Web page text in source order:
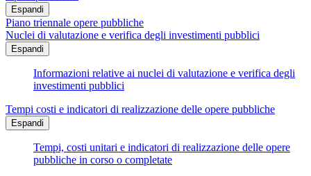
Espandi
Piano triennale opere pubbliche
Nuclei di valutazione e verifica degli investimenti pubblici
Espandi
Informazioni relative ai nuclei di valutazione e verifica degli
investimenti pubblici
Tempi costi e indicatori di realizzazione delle opere pubbliche
Espandi
Tempi, costi unitari e indicatori di realizzazione delle opere
pubbliche in corso o completate